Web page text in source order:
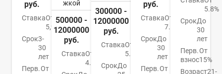
руб.
СтавкаОт
5,99%
Срок3-
30
лет
Перв.От
жкой
500000 -
12000000
руб.
СтавкаОт
4.84%
300000 -
12000000
руб.
СтавкаОт
5.9%
СрокДо
руб.
СтавкаОт
7.4%
СрокДо
30
лет
Перв.От
5.8%
СрокДо
30
лет
Перв.
взнос
От
15%
Возраст21-